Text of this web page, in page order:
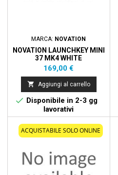
MARCA: NOVATION
NOVATION LAUNCHKEY MINI
37 MK4 WHITE
Prezzo
169,00 €
 Aggiungi al carrello
 Disponibile in 2-3 gg
lavorativi
ACQUISTABILE SOLO ONLINE